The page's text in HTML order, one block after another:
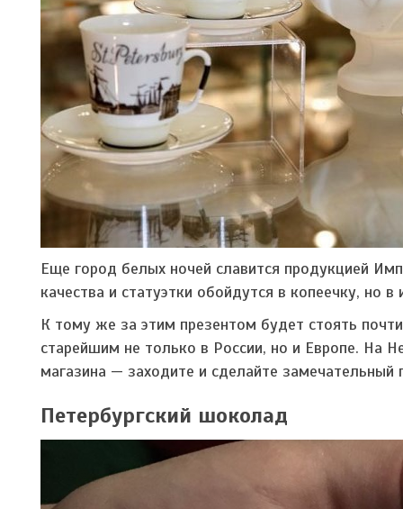
Еще город белых ночей славится продукцией
качества и статуэтки обойдутся в копеечку, но
К тому же за этим презентом будет стоять
старейшим не только в России, но и Европе. На
магазина — заходите и сделайте
Петербургский шоколад